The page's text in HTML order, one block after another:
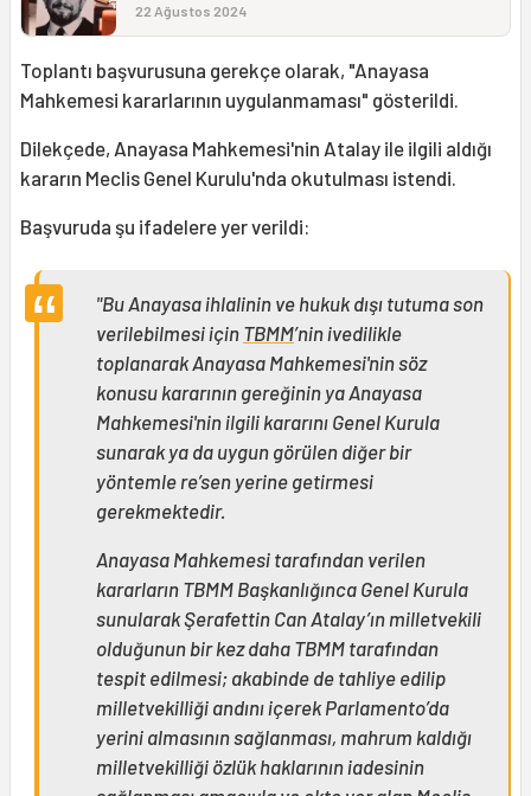
22 Ağustos 2024
Toplantı başvurusuna gerekçe olarak, "Anayasa
Mahkemesi kararlarının uygulanmaması" gösterildi.
Dilekçede, Anayasa Mahkemesi'nin Atalay ile ilgili aldığı
kararın Meclis Genel Kurulu'nda okutulması istendi.
Başvuruda şu ifadelere yer verildi:
"Bu Anayasa ihlalinin ve hukuk dışı tutuma son
verilebilmesi için TBMM’nin ivedilikle
toplanarak Anayasa Mahkemesi'nin söz
konusu kararının gereğinin ya Anayasa
Mahkemesi'nin ilgili kararını Genel Kurula
sunarak ya da uygun görülen diğer bir
yöntemle re’sen yerine getirmesi
gerekmektedir.
Anayasa Mahkemesi tarafından verilen
kararların TBMM Başkanlığınca Genel Kurula
sunularak Şerafettin Can Atalay’ın milletvekili
olduğunun bir kez daha TBMM tarafından
tespit edilmesi; akabinde de tahliye edilip
milletvekilliği andını içerek Parlamento’da
yerini almasının sağlanması, mahrum kaldığı
milletvekilliği özlük haklarının iadesinin